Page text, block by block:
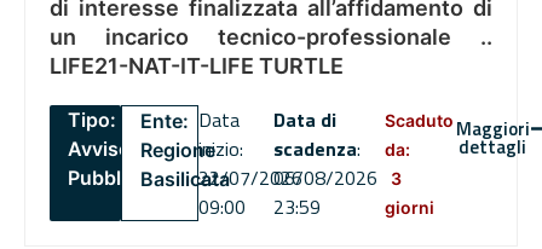
di interesse finalizzata all’affidamento di
un incarico tecnico-professionale ..
LIFE21-NAT-IT-LIFE TURTLE
Tipo:
Avviso
Pubblico
Ente:
Regione
Basilicata
Data
inizio:
22/07/2026
09:00
Data di
scadenza:
06/08/2026
23:59
Scaduto
da:
3
giorni
Maggiori
dettagli